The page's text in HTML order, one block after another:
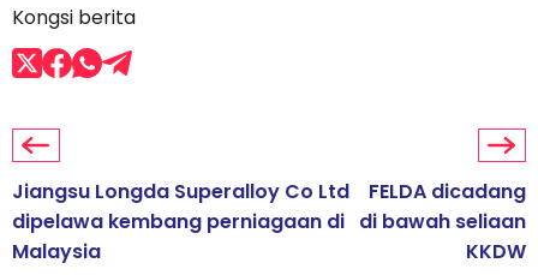
Kongsi berita
Jiangsu Longda Superalloy Co Ltd
dipelawa kembang perniagaan di
Malaysia
FELDA dicadang
di bawah seliaan
KKDW